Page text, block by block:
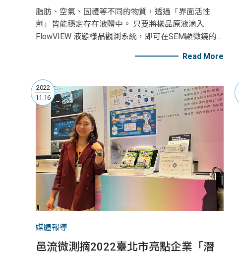
脂肪、空氣、固體等不同的物質，透過「界面活性
劑」皆能穩定存在液體中。 只要將樣品原液滴入
FlowVIEW 液態樣品觀測系統，即可在SEM顯微鏡的
Read More
2022
11.16
媒體報導
邑流微測摘2022臺北市亮點企業「潛